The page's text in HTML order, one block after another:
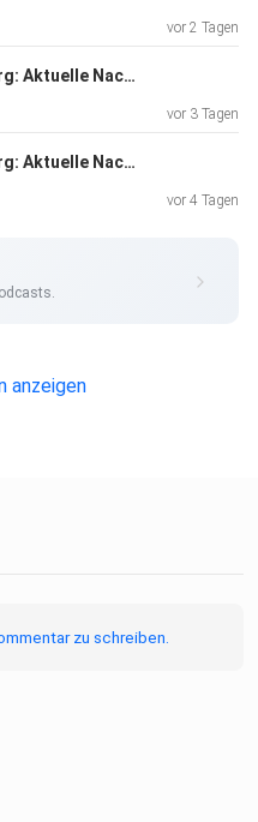
vor 2 Tagen
Guten Abend, Wittenberg: Aktuelle Nachrichten vom 04.08.2026, erstellt mit KI-Unterstützung
vor 3 Tagen
Guten Abend, Wittenberg: Aktuelle Nachrichten vom 03.08.2026, erstellt mit KI-Unterstützung
vor 4 Tagen
anzeigen
zu schreiben.